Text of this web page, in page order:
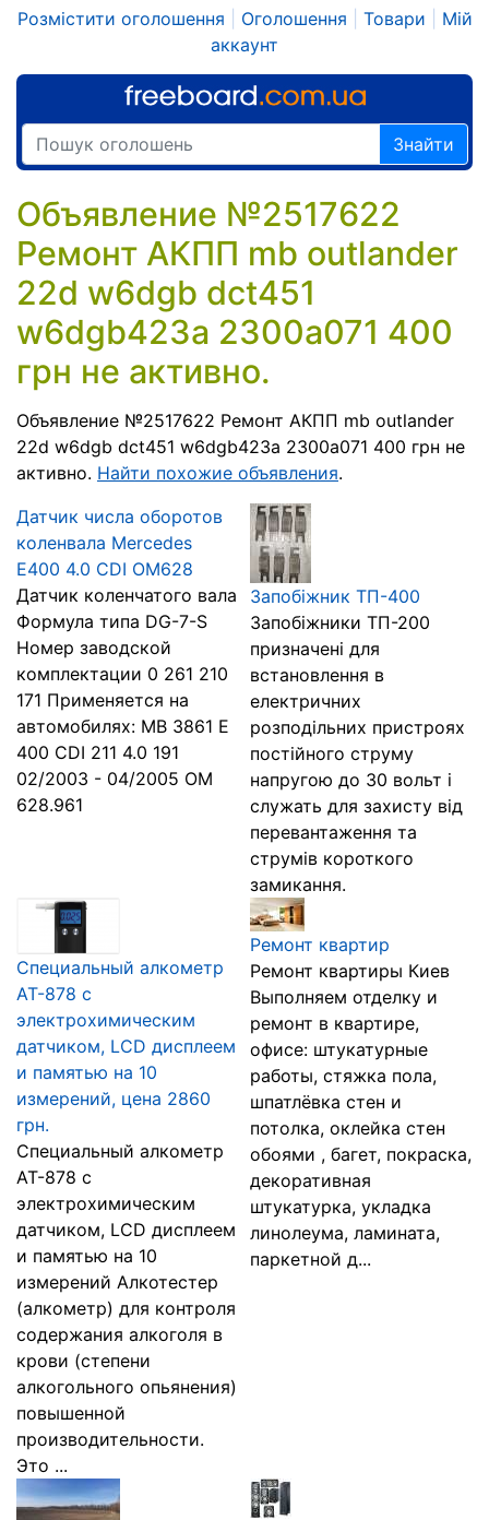
Розмістити оголошення Оголошення Товари
Мій
аккаунт
Знайти
Объявление №2517622
Ремонт АКПП mb outlander
22d w6dgb dct451
w6dgb423a 2300a071 400
грн не активно.
Объявление №2517622 Ремонт АКПП mb outlander
22d w6dgb dct451 w6dgb423a 2300a071 400 грн не
активно. Найти похожие объявления.
Датчик числа оборотов
коленвала Mercedes
E400 4.0 CDI OM628
Датчик коленчатого вала
Формула типа DG-7-S
Номер заводской
комплектации 0 261 210
171 Применяется на
автомобилях: MB 3861 E
400 CDI 211 4.0 191
02/2003 - 04/2005 OM
628.961
Запобіжник ТП-400
Запобіжники ТП-200
призначені для
встановлення в
електричних
розподільних пристроях
постійного струму
напругою до 30 вольт і
служать для захисту від
перевантаження та
струмів короткого
замикання.
Специальный алкометр
AT-878 с
электрохимическим
датчиком, LCD дисплеем
и памятью на 10
измерений, цена 2860
грн.
Специальный алкометр
AT-878 с
электрохимическим
датчиком, LCD дисплеем
и памятью на 10
измерений Алкотестер
(алкометр) для контроля
содержания алкоголя в
крови (степени
алкогольного опьянения)
повышенной
производительности.
Это ...
Ремонт квартир
Ремонт квартиры Киев
Выполняем отделку и
ремонт в квартире,
офисе: штукатурные
работы, стяжка пола,
шпатлёвка стен и
потолка, оклейка стен
обоями , багет, покраска,
декоративная
штукатурка, укладка
линолеума, ламината,
паркетной д...